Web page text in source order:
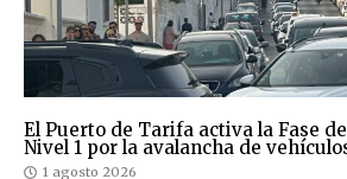
El Puerto de Tarifa activa la Fase
Nivel 1 por la avalancha de
1 agosto 2026